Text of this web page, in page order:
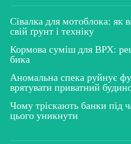
Сівалка для мотоблока: як
свій ґрунт і техніку
Кормова суміш для ВРХ:
бика
Аномальна спека руйнує
врятувати приватний
Чому тріскають банки під
цього уникнути